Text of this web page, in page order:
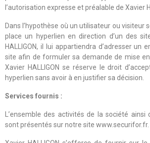
l’autorisation expresse et préalable de Xavier
Dans l’hypothèse où un utilisateur ou visiteur
place un hyperlien en direction d’un des
HALLIGON, il lui appartiendra d’adresser un
site afin de formuler sa demande de mise en
Xavier HALLIGON se réserve le droit
hyperlien sans avoir à en justifier sa décision.
Services fournis :
L’ensemble des activités de la société
sont présentés sur notre site www.securifor.fr.